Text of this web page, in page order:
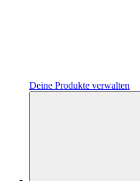
Deine Produkte verwalten